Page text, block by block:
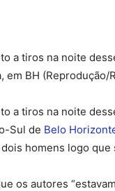
a tiros na noite
em BH (Reprodução/
a tiros na noite
Sul de Belo
homens logo
os autores